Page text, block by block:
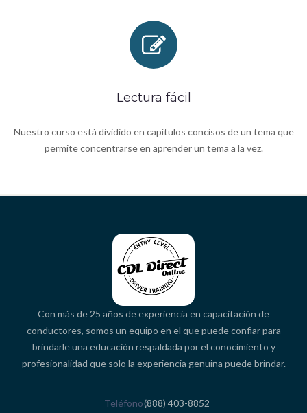
Lectura fácil
Nuestro curso está dividido en capítulos concisos de un tema que
permite concentrarse en aprender un tema a la vez.
Con más de 25 años de experiencia en capacitación de
conductores, somos un equipo en el que puede confiar para
brindarle una educación respaldada por el conocimiento y
profesionalidad que solo la experiencia genuina puede brindar.
Teléfono(888) 403-8852